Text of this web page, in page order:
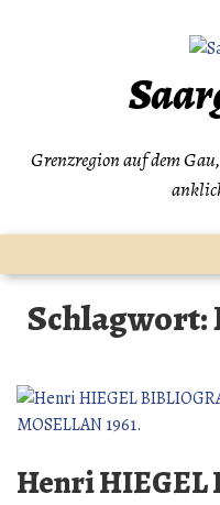
Grenzregion auf dem
Schlagwort:
Henri HIEGEL